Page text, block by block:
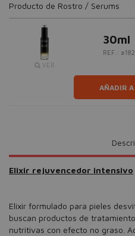
Producto de Rostro / Serums
VER
30ml
REF.:
AÑADIR A
Elixir rejuvencedor intensivo
Elixir formulado para pieles
buscan productos de
nutritivas con efecto no graso.